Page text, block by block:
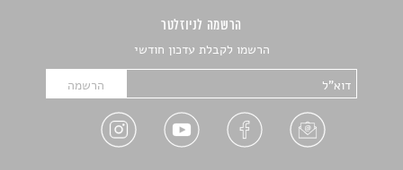
הרשמה לניוזלטר
הרשמו לקבלת עדכון חודשי